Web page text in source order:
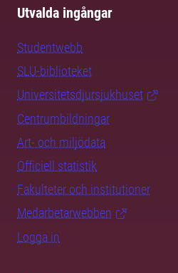
Utvalda ingångar
Studentwebb
SLU-biblioteket
Universitetsdjursjukhuset
Centrumbildningar
Art- och miljödata
Officiell statistik
Fakulteter och institutioner
Medarbetarwebben
Logga in